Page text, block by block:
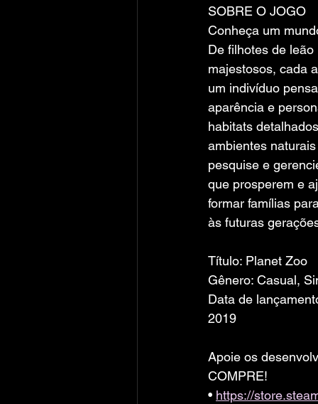
SOBRE O JOGO
Conheça um
De filhotes de
majestosos, cada
um indivíduo
aparência e
habitats
ambientes
pesquise e
que prosperem e
formar famílias
às futuras
Título: Planet Zoo
Gênero: Casual,
Data de
2019
Apoie os
COMPRE!
• https://